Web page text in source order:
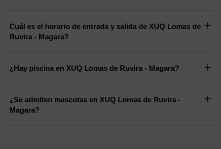
Cuál es el horario de entrada y salida de XUQ Lomas de
Ruvira - Magara?
¿Hay piscina en XUQ Lomas de Ruvira - Magara?
¿Se admiten mascotas en XUQ Lomas de Ruvira -
Magara?